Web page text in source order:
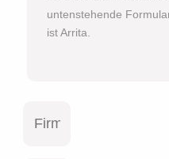
untenstehende
ist Arrita.